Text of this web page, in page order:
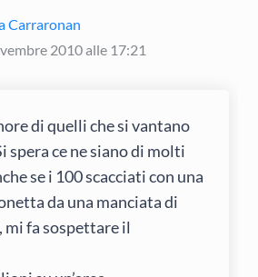
Carraronan
2010 alle 17:21
di quelli che si vantano
spera ce ne siano di molti
se i 100 scacciati con una
da una manciata di
mi fa sospettare il